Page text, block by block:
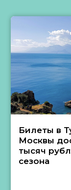
Билеты в
Москвы
тысяч
сезона